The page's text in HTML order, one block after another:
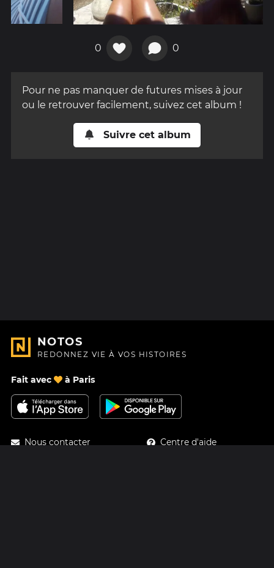
0 0
Pour ne pas manquer de futures mises à jour
ou le retrouver facilement, suivez cet album !
Suivre cet album
NOTOS
REDONNEZ VIE À VOS HISTOIRES
Fait avec à Paris
Nous contacter
Centre d'aide